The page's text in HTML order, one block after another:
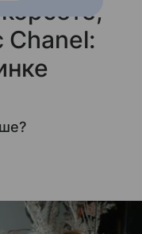
Chanel: